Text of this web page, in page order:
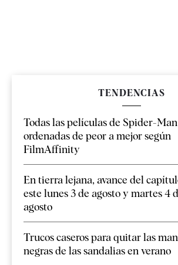
TENDENCIAS
Todas las películas de Spider-Man
ordenadas de peor a mejor según
FilmAffinity
En tierra lejana, avance del
este lunes 3 de agosto y martes 4
agosto
Trucos caseros para quitar las
negras de las sandalias en verano